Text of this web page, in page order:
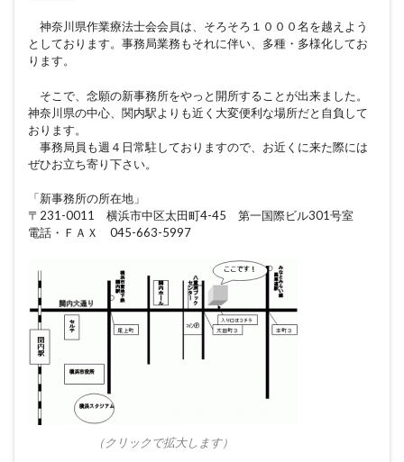
神奈川県作業療法士会会員は、そろそろ１０００名を越えよう
としております。事務局業務もそれに伴い、多種・多様化してお
ります。
そこで、念願の新事務所をやっと開所することが出来ました。
神奈川県の中心、関内駅よりも近く大変便利な場所だと自負して
おります。
事務局員も週４日常駐しておりますので、お近くに来た際には
ぜひお立ち寄り下さい。
「新事務所の所在地」
〒231-0011 横浜市中区太田町4-45 第一国際ビル301号室
電話・ＦＡＸ 045-663-5997
（クリックで拡大します）